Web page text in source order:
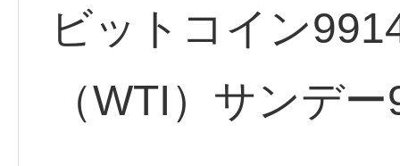
ビットコイン
（WTI）サンデ